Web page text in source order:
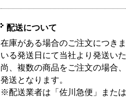
配送について
在庫がある場合のご注文につき
いる発送日にて当社より発送い
尚、複数の商品をご注文の場合
発送となります。
※配送業者は「佐川急便」また